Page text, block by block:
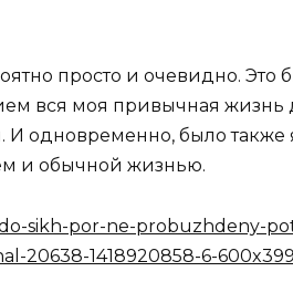
просто и очевидно. Это
вся моя привычная жизнь
И одновременно, было
и обычной жизнью.